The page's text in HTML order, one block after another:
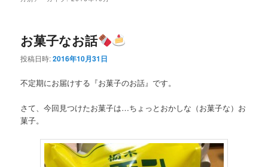
お菓子なお話
投稿日時:2016年10月31日
不定期にお届けする『お菓子のお話』です。
さて、今回見つけたお菓子は…ちょっとおかしな（お菓子な）お
菓子。